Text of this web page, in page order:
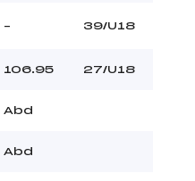
– 39/U18
106.95 27/U18
Abd
Abd